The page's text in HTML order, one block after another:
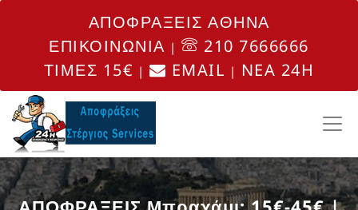
ΑΠΟΦΡΑΞΕΙΣ ΑΘΗΝΑ
ΕΠΙΚΟΙΝΩΝΙΑ |
210 7666666
ΤΙΜΕΣ 15€ | EMAIL | NEA 24H